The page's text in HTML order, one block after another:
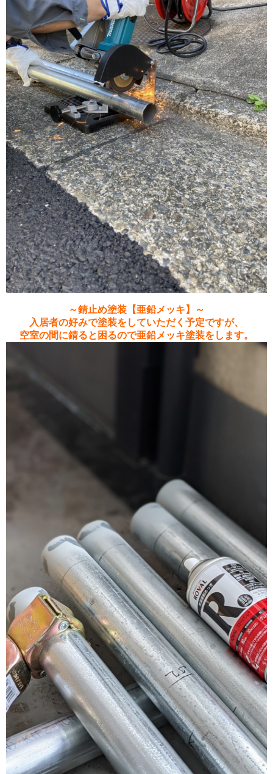
～錆止め塗装【亜鉛メッキ】～
入居者の好みで塗装をしていただく予定ですが、
空室の間に錆ると困るので亜鉛メッキ塗装をします。